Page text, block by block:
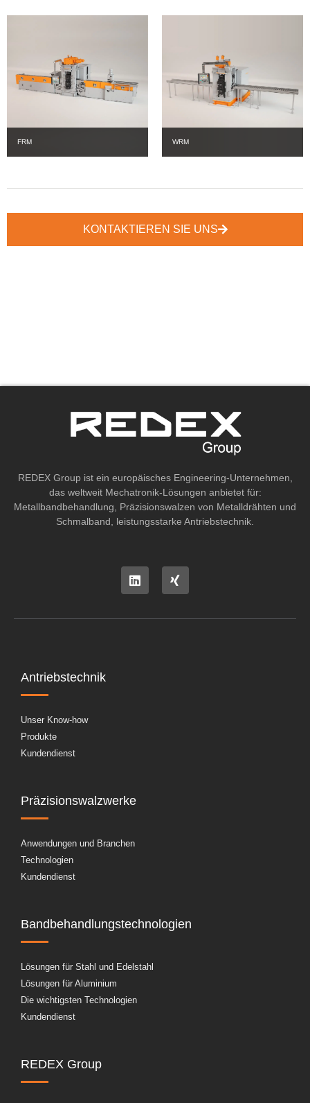
FRM WRM
KONTAKTIEREN SIE UNS
REDEX Group ist ein europäisches Engineering-Unternehmen,
das weltweit Mechatronik-Lösungen anbietet für:
Metallbandbehandlung, Präzisionswalzen von Metalldrähten und
Schmalband, leistungsstarke Antriebstechnik.
Antriebstechnik
Unser Know-how
Produkte
Kundendienst
Präzisionswalzwerke
Anwendungen und Branchen
Technologien
Kundendienst
Bandbehandlungstechnologien
Lösungen für Stahl und Edelstahl
Lösungen für Aluminium
Die wichtigsten Technologien
Kundendienst
REDEX Group